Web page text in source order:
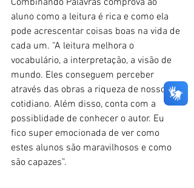
aluno como a leitura é rica e como ela
pode acrescentar coisas boas na vida de
cada um. “A leitura melhora o
vocabulário, a interpretação, a visão de
mundo. Eles conseguem perceber
através das obras a riqueza de nosso
cotidiano. Além disso, conta com a
possiblidade de conhecer o autor. Eu
fico super emocionada de ver como
estes alunos são maravilhosos e como
são capazes”.